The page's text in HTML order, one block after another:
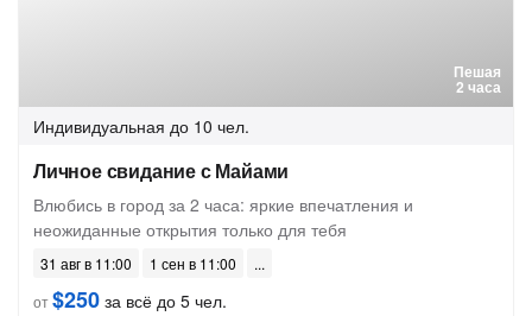
Пешая
2 часа
Индивидуальная до 10 чел.
Личное свидание с Майами
Влюбись в город за 2 часа: яркие впечатления и
неожиданные открытия только для тебя
31 авг в 11:00
1 сен в 11:00
от$250 за всё до 5 чел.